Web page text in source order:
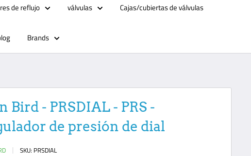
de reflujo válvulas Cajas/cubiertas de válvulas
Brands
Bird - PRSDIAL - PRS -
de presión de dial
SKU: PRSDIAL